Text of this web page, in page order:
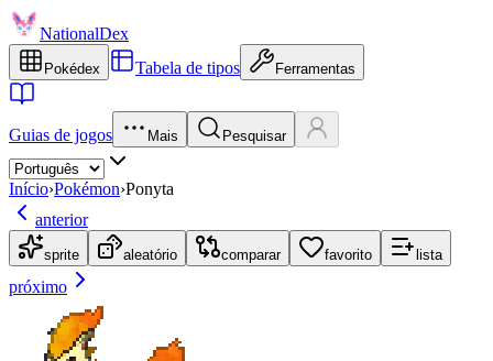
NationalDex
Pokédex Tabela de tipos Ferramentas
Guias de jogos Mais Pesquisar
Início›Pokémon›Ponyta
anterior
sprite aleatório comparar favorito lista
próximo